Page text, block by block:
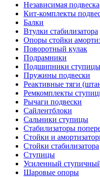
Независимая подвеска
Кит-комплекты
Балки
Втулки стабилизатора
Опоры стойки
Поворотный кулак
Подрамники
Подшипники ступицы
Пружины подвески
Реактивные тяги
Ремкомплекты
Рычаги подвески
Сайлентблоки
Сальники ступицы
Стабилизаторы
Стойки и
Стойки стабилизатора
Ступицы
Усиленный
Шаровые опоры